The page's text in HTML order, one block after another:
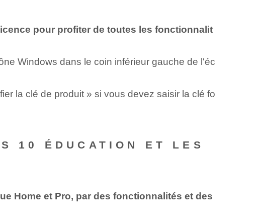
pour profiter de toutes les fonctionnalit
Windows dans le coin inférieur gauche de l'éc
la clé de produit » si vous devez saisir la clé fo
10 ÉDUCATION ET LES
Home et Pro, par des fonctionnalités et des